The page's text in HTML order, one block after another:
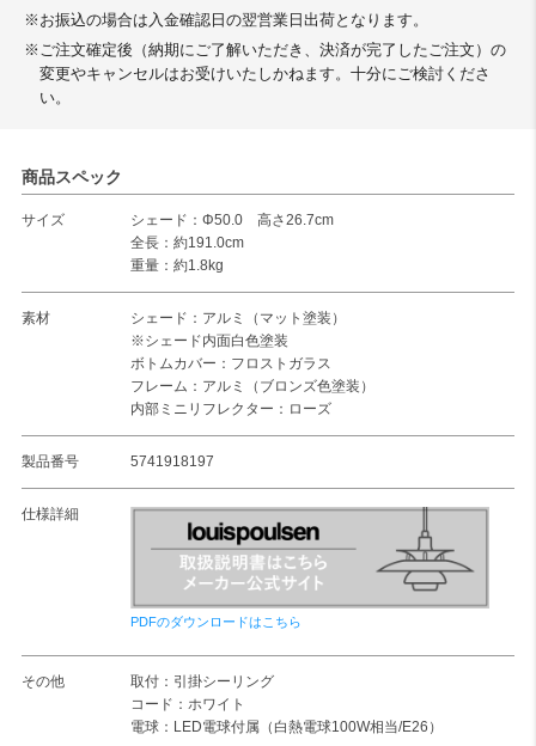
※お振込の場合は入金確認日の翌営業日出荷となります。
※ご注文確定後（納期にご了解いただき、決済が完了したご注文）の
変更やキャンセルはお受けいたしかねます。十分にご検討くださ
い。
商品スペック
サイズ
シェード：Φ50.0 高さ26.7cm
全長：約191.0cm
重量：約1.8kg
素材
シェード：アルミ（マット塗装）
※シェード内面白色塗装
ボトムカバー：フロストガラス
フレーム：アルミ（ブロンズ色塗装）
内部ミニリフレクター：ローズ
製品番号 5741918197
仕様詳細
PDFのダウンロードはこちら
その他
取付：引掛シーリング
コード：ホワイト
電球：LED電球付属（白熱電球100W相当/E26）